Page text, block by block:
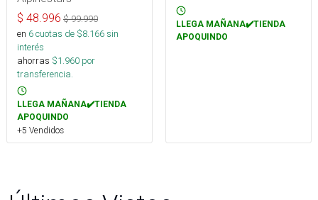
$ 48.996 $99.990
en 6cuotas de $8.166sin
interés
ahorras $1.960 por
transferencia.
LLEGA MAÑANA✔️TIENDA
APOQUINDO
+5 Vendidos
LLEGA MAÑANA✔️TIENDA
APOQUINDO